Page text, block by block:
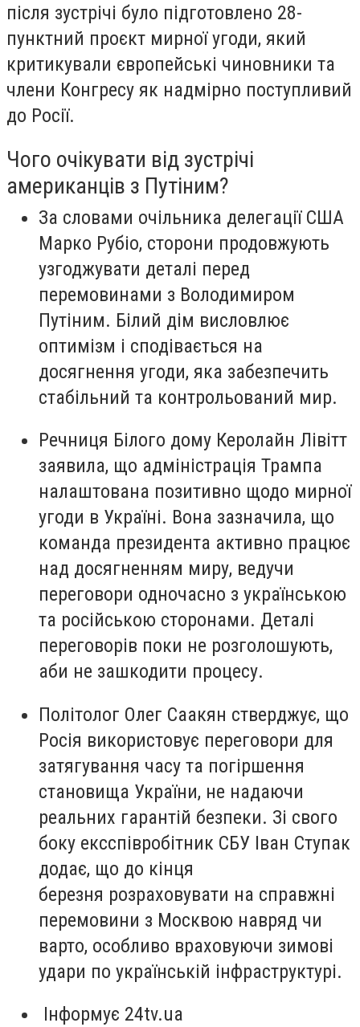
після зустрічі було підготовлено 28-
пунктний проєкт мирної угоди, який
критикували європейські чиновники та
члени Конгресу як надмірно поступливий
до Росії.
Чого очікувати від зустрічі
американців з Путіним?
За словами очільника делегації США
Марко Рубіо, сторони продовжують
узгоджувати деталі перед
перемовинами з Володимиром
Путіним. Білий дім висловлює
оптимізм і сподівається на
досягнення угоди, яка забезпечить
стабільний та контрольований мир.
Речниця Білого дому Керолайн Лівітт
заявила, що адміністрація Трампа
налаштована позитивно щодо мирної
угоди в Україні. Вона зазначила, що
команда президента активно працює
над досягненням миру, ведучи
переговори одночасно з українською
та російською сторонами. Деталі
переговорів поки не розголошують,
аби не зашкодити процесу.
Політолог Олег Саакян стверджує, що
Росія використовує переговори для
затягування часу та погіршення
становища України, не надаючи
реальних гарантій безпеки. Зі свого
боку ексспівробітник СБУ Іван Ступак
додає, що до кінця
березня розраховувати на справжні
перемовини з Москвою навряд чи
варто, особливо враховуючи зимові
удари по українській інфраструктурі.
Інформує 24tv.ua